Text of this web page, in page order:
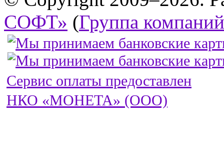
СОФТ» (Группа
Сервис оплаты предоставлен
НКО «МОНЕТА» (ООО)